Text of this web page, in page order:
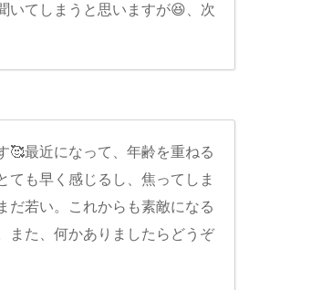
いてしまうと思いますが😆、次
🥰最近になって、年齢を重ねる
ても早く感じるし、焦ってしま
だ若い。これからも素敵になる
また、何かありましたらどうぞ